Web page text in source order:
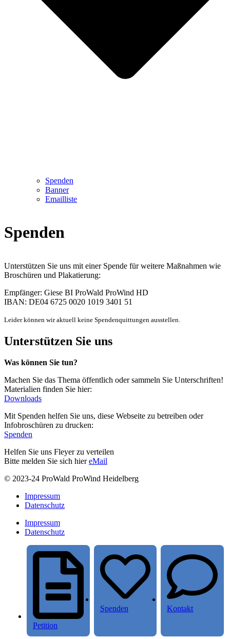
Spenden
Banner
Emailliste
Spenden
Unterstützen Sie uns mit einer Spende für weitere Maßnahmen wie
Broschüren und Plakatierung:
Empfänger: Giese BI ProWald ProWind HD
IBAN: DE04 6725 0020 1019 3401 51
Leider können wir aktuell keine Spendenquittungen ausstellen.
Unterstützen Sie uns
Was können Sie tun?
Machen Sie das Thema öffentlich oder sammeln Sie Unterschriften!
Materialien finden Sie hier:
Downloads
Mit Spenden helfen Sie uns, diese Webseite zu betreiben oder
Infobroschüren zu drucken:
Spenden
Helfen Sie uns Fleyer zu verteilen
Bitte melden Sie sich hiereMail
© 2023-24 ProWald ProWind Heidelberg
Impressum
Datenschutz
Impressum
Datenschutz
Petition
Spenden Kontakt